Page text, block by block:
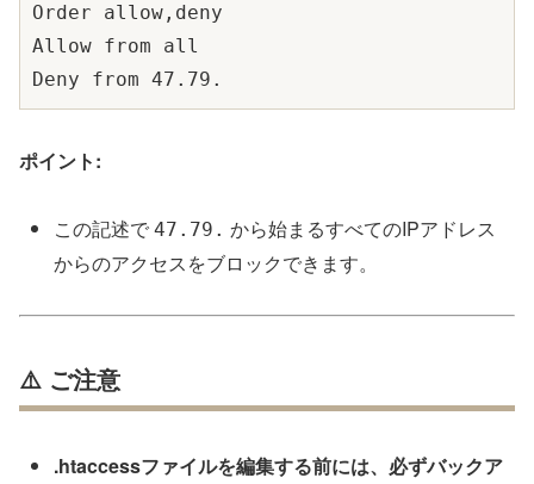
Order allow,deny
Allow from all
ポイント:
この記述で47.79. から始まるすべてのIPアドレス
からのアクセスをブロックできます。
⚠️ ご注意
.htaccessファイルを編集する前には、必ずバックア